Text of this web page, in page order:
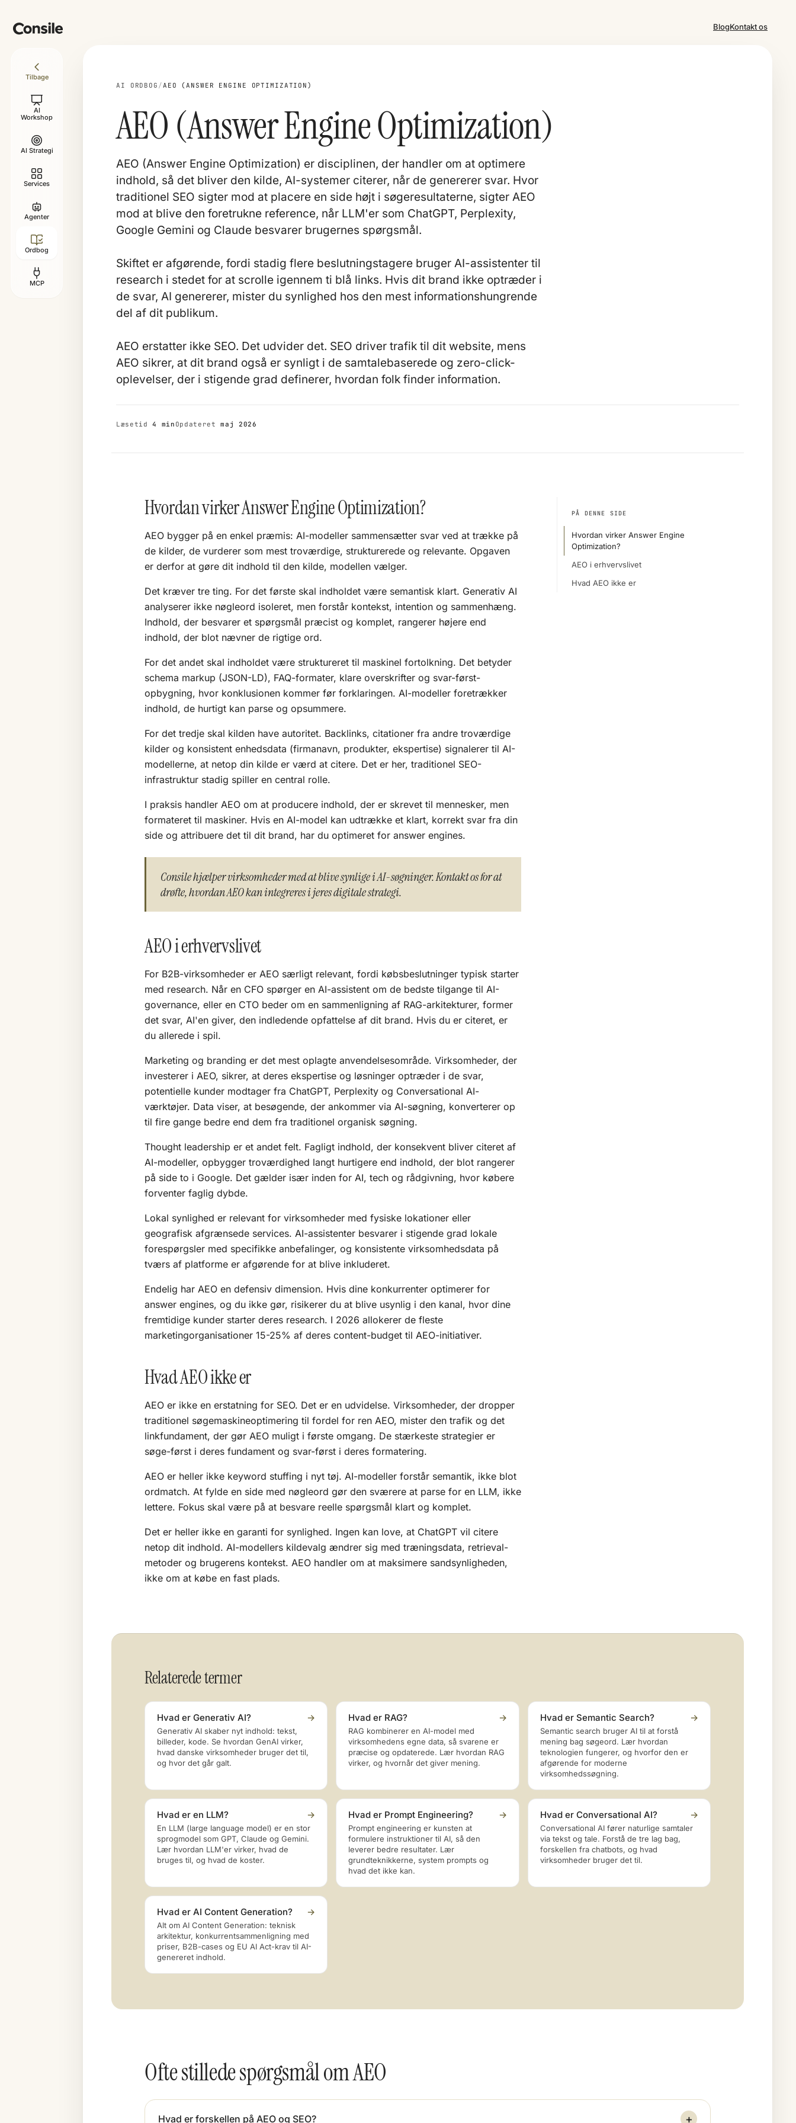
Tilbage
AI
Workshop
AI Strategi
Services
Agenter
Ordbog
MCP
BlogKontakt os
AI ORDBOG /AEO (ANSWER ENGINE OPTIMIZATION)
AEO (Answer Engine Optimization)
AEO (Answer Engine Optimization) er disciplinen, der handler om at optimere
indhold, så det bliver den kilde, AI-systemer citerer, når de genererer svar. Hvor
traditionel SEO sigter mod at placere en side højt i søgeresultaterne, sigter AEO
mod at blive den foretrukne reference, når LLM'er som ChatGPT, Perplexity,
Google Gemini og Claude besvarer brugernes spørgsmål.
Skiftet er afgørende, fordi stadig flere beslutningstagere bruger AI-assistenter til
research i stedet for at scrolle igennem ti blå links. Hvis dit brand ikke optræder i
de svar, AI genererer, mister du synlighed hos den mest informationshungrende
del af dit publikum.
AEO erstatter ikke SEO. Det udvider det. SEO driver trafik til dit website, mens
AEO sikrer, at dit brand også er synligt i de samtalebaserede og zero-click-
oplevelser, der i stigende grad definerer, hvordan folk finder information.
Læsetid4 min Opdateretmaj 2026
Hvordan virker Answer Engine Optimization?
AEO bygger på en enkel præmis: AI-modeller sammensætter svar ved at trække på
de kilder, de vurderer som mest troværdige, strukturerede og relevante. Opgaven
er derfor at gøre dit indhold til den kilde, modellen vælger.
Det kræver tre ting. For det første skal indholdet være semantisk klart. Generativ AI
analyserer ikke nøgleord isoleret, men forstår kontekst, intention og sammenhæng.
Indhold, der besvarer et spørgsmål præcist og komplet, rangerer højere end
indhold, der blot nævner de rigtige ord.
For det andet skal indholdet være struktureret til maskinel fortolkning. Det betyder
schema markup (JSON-LD), FAQ-formater, klare overskrifter og svar-først-
opbygning, hvor konklusionen kommer før forklaringen. AI-modeller foretrækker
indhold, de hurtigt kan parse og opsummere.
For det tredje skal kilden have autoritet. Backlinks, citationer fra andre troværdige
kilder og konsistent enhedsdata (firmanavn, produkter, ekspertise) signalerer til AI-
modellerne, at netop din kilde er værd at citere. Det er her, traditionel SEO-
infrastruktur stadig spiller en central rolle.
I praksis handler AEO om at producere indhold, der er skrevet til mennesker, men
formateret til maskiner. Hvis en AI-model kan udtrække et klart, korrekt svar fra din
side og attribuere det til dit brand, har du optimeret for answer engines.
Consile hjælper virksomheder med at blive synlige i AI-søgninger. Kontakt os for at
drøfte, hvordan AEO kan integreres i jeres digitale strategi.
AEO i erhvervslivet
For B2B-virksomheder er AEO særligt relevant, fordi købsbeslutninger typisk starter
med research. Når en CFO spørger en AI-assistent om de bedste tilgange til AI-
governance, eller en CTO beder om en sammenligning af RAG-arkitekturer, former
det svar, AI'en giver, den indledende opfattelse af dit brand. Hvis du er citeret, er
du allerede i spil.
Marketing og branding er det mest oplagte anvendelsesområde. Virksomheder, der
investerer i AEO, sikrer, at deres ekspertise og løsninger optræder i de svar,
potentielle kunder modtager fra ChatGPT, Perplexity og Conversational AI-
værktøjer. Data viser, at besøgende, der ankommer via AI-søgning, konverterer op
til fire gange bedre end dem fra traditionel organisk søgning.
Thought leadership er et andet felt. Fagligt indhold, der konsekvent bliver citeret af
AI-modeller, opbygger troværdighed langt hurtigere end indhold, der blot rangerer
på side to i Google. Det gælder især inden for AI, tech og rådgivning, hvor købere
forventer faglig dybde.
Lokal synlighed er relevant for virksomheder med fysiske lokationer eller
geografisk afgrænsede services. AI-assistenter besvarer i stigende grad lokale
forespørgsler med specifikke anbefalinger, og konsistente virksomhedsdata på
tværs af platforme er afgørende for at blive inkluderet.
Endelig har AEO en defensiv dimension. Hvis dine konkurrenter optimerer for
answer engines, og du ikke gør, risikerer du at blive usynlig i den kanal, hvor dine
fremtidige kunder starter deres research. I 2026 allokerer de fleste
marketingorganisationer 15-25% af deres content-budget til AEO-initiativer.
Hvad AEO ikke er
AEO er ikke en erstatning for SEO. Det er en udvidelse. Virksomheder, der dropper
traditionel søgemaskineoptimering til fordel for ren AEO, mister den trafik og det
linkfundament, der gør AEO muligt i første omgang. De stærkeste strategier er
søge-først i deres fundament og svar-først i deres formatering.
AEO er heller ikke keyword stuffing i nyt tøj. AI-modeller forstår semantik, ikke blot
ordmatch. At fylde en side med nøgleord gør den sværere at parse for en LLM, ikke
lettere. Fokus skal være på at besvare reelle spørgsmål klart og komplet.
Det er heller ikke en garanti for synlighed. Ingen kan love, at ChatGPT vil citere
netop dit indhold. AI-modellers kildevalg ændrer sig med træningsdata, retrieval-
metoder og brugerens kontekst. AEO handler om at maksimere sandsynligheden,
ikke om at købe en fast plads.
PÅ DENNE SIDE
Hvordan virker Answer Engine
Optimization?
AEO i erhvervslivet
Hvad AEO ikke er
Relaterede termer
Hvad er Generativ AI? →
Generativ AI skaber nyt indhold: tekst,
billeder, kode. Se hvordan GenAI virker,
hvad danske virksomheder bruger det til,
og hvor det går galt.
Hvad er RAG? →
RAG kombinerer en AI-model med
virksomhedens egne data, så svarene er
præcise og opdaterede. Lær hvordan RAG
virker, og hvornår det giver mening.
Hvad er Semantic Search? →
Semantic search bruger AI til at forstå
mening bag søgeord. Lær hvordan
teknologien fungerer, og hvorfor den er
afgørende for moderne
virksomhedssøgning.
Hvad er en LLM? →
En LLM (large language model) er en stor
sprogmodel som GPT, Claude og Gemini.
Lær hvordan LLM'er virker, hvad de
bruges til, og hvad de koster.
Hvad er Prompt Engineering? →
Prompt engineering er kunsten at
formulere instruktioner til AI, så den
leverer bedre resultater. Lær
grundteknikkerne, system prompts og
hvad det ikke kan.
Hvad er Conversational AI? →
Conversational AI fører naturlige samtaler
via tekst og tale. Forstå de tre lag bag,
forskellen fra chatbots, og hvad
virksomheder bruger det til.
Hvad er AI Content Generation? →
Alt om AI Content Generation: teknisk
arkitektur, konkurrentsammenligning med
priser, B2B-cases og EU AI Act-krav til AI-
genereret indhold.
Ofte stillede spørgsmål om AEO
Hvad er forskellen på AEO og SEO? +